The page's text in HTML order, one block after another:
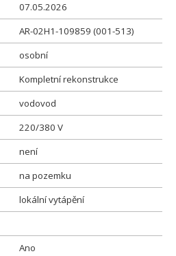
07.05.2026
AR-02H1-109859 (001-513)
osobní
Kompletní rekonstrukce
vodovod
220/380 V
není
na pozemku
lokální vytápění
Ano